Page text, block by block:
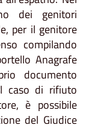
dei genitori
per il genitore
compilando
Anagrafe
documento
caso di rifiuto
è possibile
del Giudice